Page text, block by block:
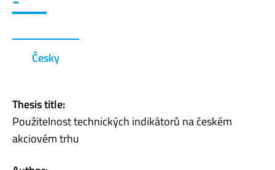
Česky
Thesis title:
Použitelnost technických indikátorů na českém
akciovém trhu